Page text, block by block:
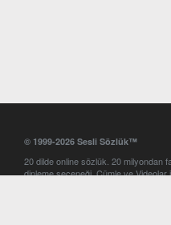
© 1999-2026 Sesli Sözlük™
20 dilde online sözlük. 20 milyondan
dinleme seçeneği. Cümle ve